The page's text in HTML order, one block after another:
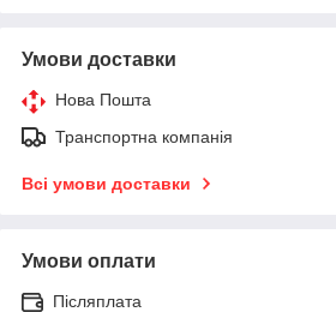
Умови доставки
Нова Пошта
Транспортна компанія
Всі умови доставки
Умови оплати
Післяплата